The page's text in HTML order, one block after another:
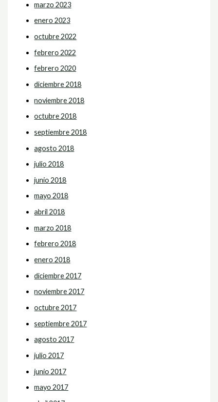
marzo 2023
enero 2023
octubre 2022
febrero 2022
febrero 2020
diciembre 2018
noviembre 2018
octubre 2018
septiembre 2018
agosto 2018
julio 2018
junio 2018
mayo 2018
abril 2018
marzo 2018
febrero 2018
enero 2018
diciembre 2017
noviembre 2017
octubre 2017
septiembre 2017
agosto 2017
julio 2017
junio 2017
mayo 2017